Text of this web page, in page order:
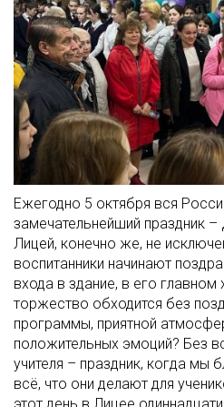
Ежегодно 5 октября вся
замечательнейший праздник –
Лицей, конечно же, не
воспитанники начинают
входа в здание, в его
торжество обходится без
программы, приятной
положительных эмоций? Без
учителя – праздник, когда мы
всё, что они делают для